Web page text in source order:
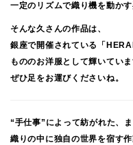
一定のリズムで織り機を動かす
そんな久さんの作品は、
銀座で開催されている「
もののお洋服として輝いていま
ぜひ足をお運びくださいね。
“手仕事”によって紡がれた、
織りの中に独自の世界を宿す